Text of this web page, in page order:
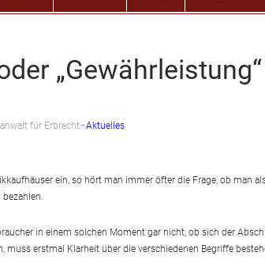
für Erbrecht–Aktuelles
ein, so hört man immer öfter die Frage, ob man
in einem solchen Moment gar nicht, ob sich der
erstmal Klarheit über die verschiedenen Begriffe